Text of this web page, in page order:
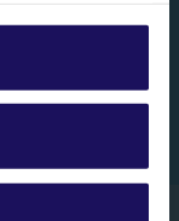
zakładkę
znajdziesz